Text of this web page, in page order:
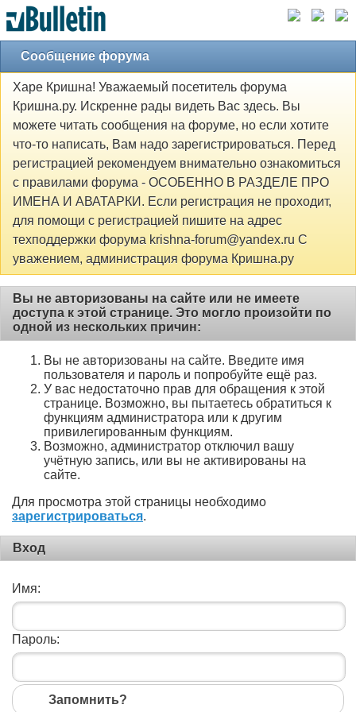
Сообщение форума
Харе Кришна! Уважаемый посетитель форума
Кришна.ру. Искренне рады видеть Вас здесь. Вы
можете читать сообщения на форуме, но если хотите
что-то написать, Вам надо зарегистрироваться. Перед
регистрацией рекомендуем внимательно ознакомиться
с правилами форума - ОСОБЕННО В РАЗДЕЛЕ ПРО
ИМЕНА И АВАТАРКИ. Если регистрация не проходит,
для помощи с регистрацией пишите на адрес
техподдержки форума krishna-forum@yandex.ru С
уважением, администрация форума Кришна.ру
Вы не авторизованы на сайте или не имеете
доступа к этой странице. Это могло произойти по
одной из нескольких причин:
Вы не авторизованы на сайте. Введите имя
пользователя и пароль и попробуйте ещё раз.
У вас недостаточно прав для обращения к этой
странице. Возможно, вы пытаетесь обратиться к
функциям администратора или к другим
привилегированным функциям.
Возможно, администратор отключил вашу
учётную запись, или вы не активированы на
сайте.
Для просмотра этой страницы необходимо
зарегистрироваться.
Вход
Имя:
Пароль:
Запомнить?